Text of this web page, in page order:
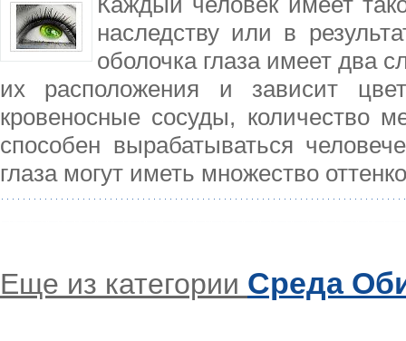
наследству или в
оболочка глаза имеет два
их расположения и зависит
кровеносные сосуды, количество
способен вырабатываться
глаза могут иметь множество
Еще из категории Среда